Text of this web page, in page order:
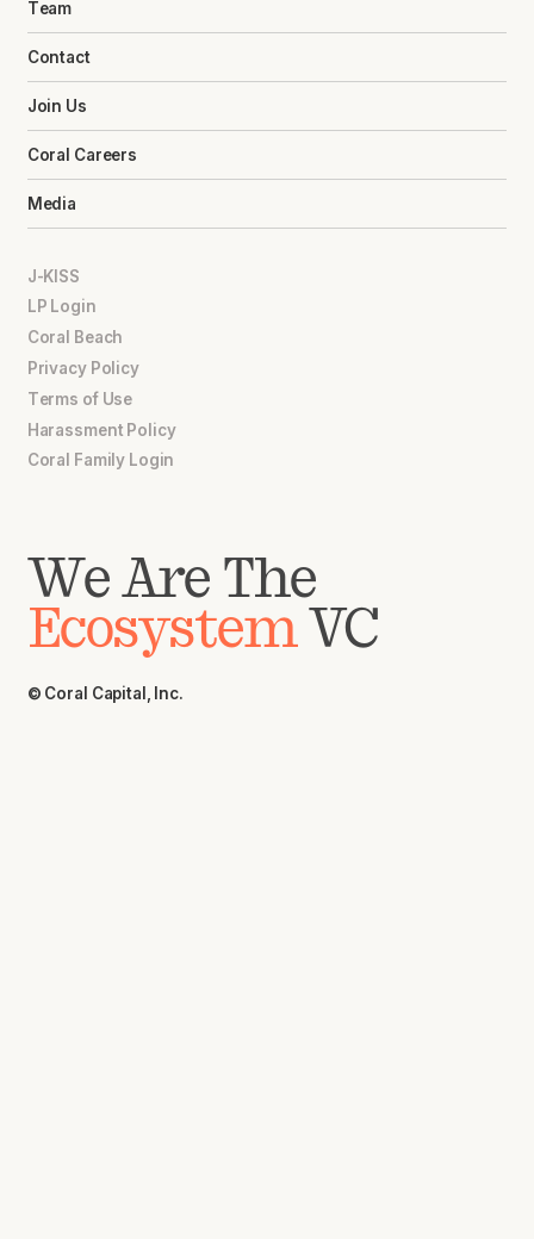
Team
Contact
Join Us
Coral Careers
Media
J-KISS
LP Login
Coral Beach
Privacy Policy
Terms of Use
Harassment Policy
Coral Family Login
We Are The
EcosystemVC
© Coral Capital, Inc.